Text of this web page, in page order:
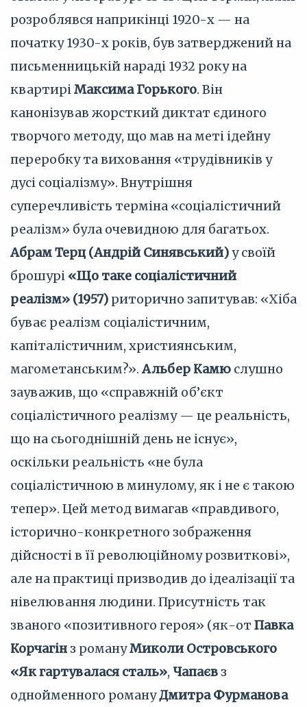
розроблявся наприкінці 1920-х — на
початку 1930-х років, був затверджений на
письменницькій нараді 1932 року на
квартиріМаксима Горького. Він
канонізував жорсткий диктат єдиного
творчого методу, що мав на меті ідейну
переробку та виховання «трудівників у
дусі соціалізму». Внутрішня
суперечливість терміна «соціалістичний
реалізм» була очевидною для багатьох.
Абрам Терц (Андрій Синявський)у своїй
брошурі «Що таке соціалістичний
реалізм» (1957) риторично запитував: «Хіба
буває реалізм соціалістичним,
капіталістичним, християнським,
магометанським?».Альбер Камю слушно
зауважив, що «справжній об’єкт
соціалістичного реалізму — це реальність,
що на сьогоднішній день не існує»,
оскільки реальність «не була
соціалістичною в минулому, як і не є такою
тепер». Цей метод вимагав «правдивого,
історично-конкретного зображення
дійсності в її революційному розвиткові»,
але на практиці призводив до ідеалізації та
нівелювання людини. Присутність так
званого «позитивного героя» (як-от Павка
Корчагін з романуМиколи Островського
«Як гартувалася сталь», Чапаєв з
однойменного романуДмитра Фурманова